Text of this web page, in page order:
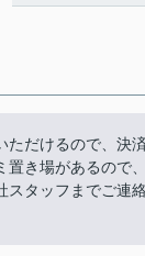
だけるので、決
き場があるので
タッフまでご連